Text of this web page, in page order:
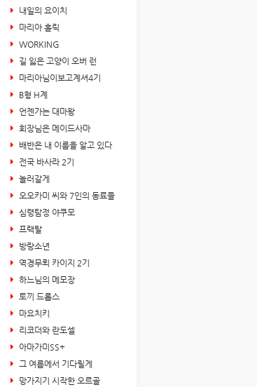
내일의 요이치
마리아 홀릭
WORKING
길 잃은 고양이 오버 런
마리아님이보고계셔4기
B형 H계
언젠가는 대마왕
회장님은 메이드사마
배반은 내 이름을 알고 있다
전국 바사라 2기
놀러갈게
오오카미 씨와 7인의 동료들
심령탐정 야쿠모
프랙탈
방랑소년
역경무뢰 카이지 2기
하느님의 메모장
토끼 드롭스
마요치키
리코더와 란도셀
아마가미SS+
그 여름에서 기다릴게
망가지기 시작한 오르골